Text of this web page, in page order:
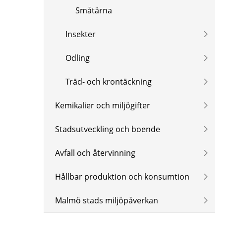
Småtärna
Insekter
Odling
Träd- och krontäckning
Kemikalier och miljögifter
Stadsutveckling och boende
Avfall och återvinning
Hållbar produktion och konsumtion
Malmö stads miljöpåverkan